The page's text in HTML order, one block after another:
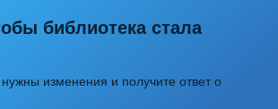
библиотека стала
изменения и получите ответ о